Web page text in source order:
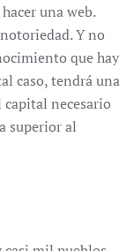
una web.
Y no
que hay
caso, tendrá una
capital necesario
superior al